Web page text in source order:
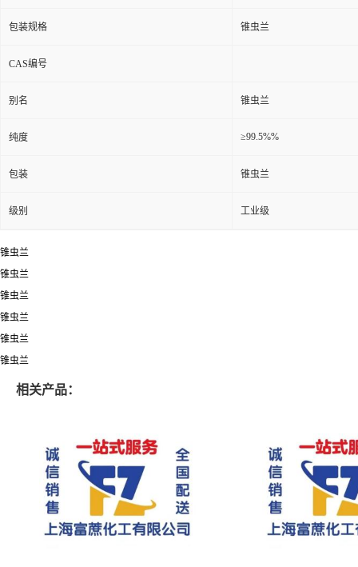
包装规格 锥虫兰
CAS编号
别名 锥虫兰
纯度 ≥99.5%%
包装 锥虫兰
级别 工业级
锥虫兰
锥虫兰
锥虫兰
锥虫兰
锥虫兰
锥虫兰
相关产品：